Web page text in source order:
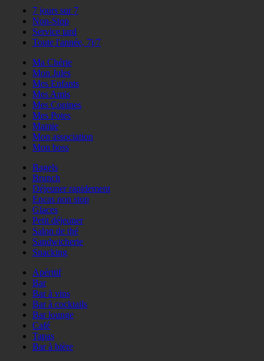
7 jours sur 7
Non-Stop
Service tard
Toute l'année, 7j/7
Ma Chérie
Mon Jules
Mes Enfants
Mes Amis
Mes Copines
Mes Potes
Mamie
Mon association
Mon boss
Bagels
Brunch
Déjeuner rapidement
Encas non stop
Glaces
Petit déjeuner
Salon de thé
Sandwicherie
Snacking
Apéritif
Bar
Bar à vins
Bar à cocktails
Bar lounge
Café
Tapas
Bar à bière